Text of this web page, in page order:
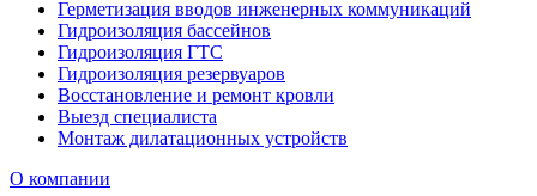
Герметизация вводов инженерных коммуникаций
Гидроизоляция бассейнов
Гидроизоляция ГТС
Гидроизоляция резервуаров
Восстановление и ремонт кровли
Выезд специалиста
Монтаж дилатационных устройств
О компании